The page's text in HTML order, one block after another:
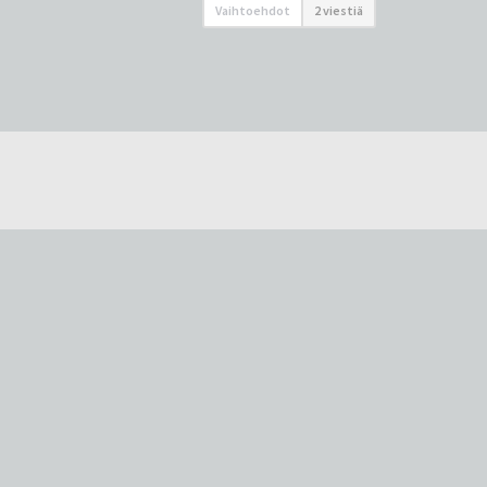
Vaihtoehdot 2 viestiä